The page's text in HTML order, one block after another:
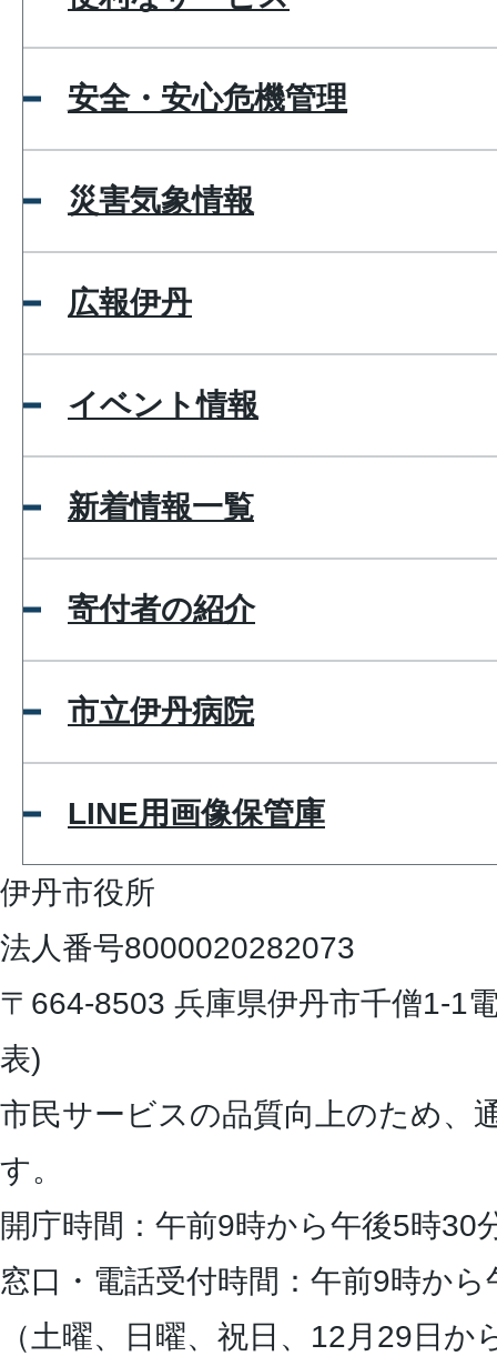
安全・安心危機管理
災害気象情報
広報伊丹
イベント情報
新着情報一覧
寄付者の紹介
市立伊丹病院
LINE用画像保管庫
伊丹市役所
法人番号8000020282073
〒664-8503 兵庫県伊丹市千僧1-1
表)
市民サービスの品質向上のため、
す。
開庁時間：午前9時から午後5時30
窓口・電話受付時間：午前9時か
（土曜、日曜、祝日、12月29日